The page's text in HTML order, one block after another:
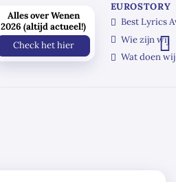
Alles over Wenen
2026 (altijd actueel!)
Check het hier
EUROSTORY
Best Lyrics
Wie zijn wij
Wat doen wij